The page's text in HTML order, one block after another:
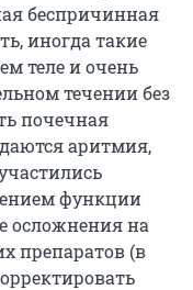
беспричинная
иногда такие
теле и очень
течении без
почечная
аритмия,
функции
осложнения на
препаратов (в